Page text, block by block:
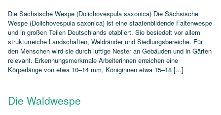
Die Sächsische Wespe (Dolichovespula saxonica) Die Sächsische
Wespe (Dolichovespula saxonica) ist eine staatenbildende Faltenwespe
und in großen Teilen Deutschlands etabliert. Sie besiedelt vor allem
strukturreiche Landschaften, Waldränder und Siedlungsbereiche. Für
den Menschen wird sie durch luftige Nester an Gebäuden und in Gärten
relevant. Erkennungsmerkmale Arbeiterinnen erreichen eine
Körperlänge von etwa 10–14 mm, Königinnen etwa 15–18 [...]
Die Waldwespe